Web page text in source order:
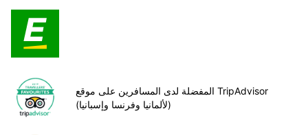
المفضلة لدى المسافرين على موقع TripAdvisor
(لألمانيا وفرنسا وإسبانيا)